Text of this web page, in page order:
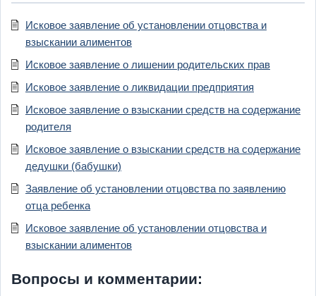
Исковое заявление об установлении отцовства и
взыскании алиментов
Исковое заявление о лишении родительских прав
Исковое заявление о ликвидации предприятия
Исковое заявление о взыскании средств на содержание
родителя
Исковое заявление о взыскании средств на содержание
дедушки (бабушки)
Заявление об установлении отцовства по заявлению
отца ребенка
Исковое заявление об установлении отцовства и
взыскании алиментов
Вопросы и комментарии: